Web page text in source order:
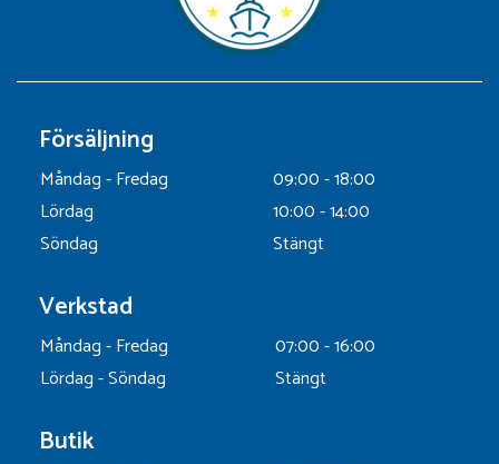
Försäljning
Måndag - Fredag
09:00 - 18:00
Lördag
10:00 - 14:00
Söndag
Stängt
Verkstad
Måndag - Fredag
07:00 - 16:00
Lördag - Söndag
Stängt
Butik